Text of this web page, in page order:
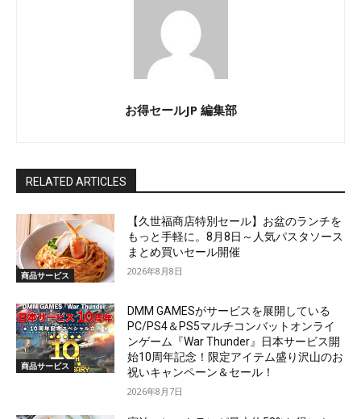
お得セールJP 編集部
RELATED ARTICLES
商品サービス
【久世福商店特別セール】お盆のランチを
もっと手軽に。8月8日～人気パスタソース
まとめ買いセール開催
2026年8月8日
商品サービス
DMM GAMESがサービスを展開している
PC/PS4＆PS5マルチコンバットオンライ
ンゲーム『War Thunder』日本サービス開
始10周年記念！限定アイテム盛り沢山のお
祝いキャンペーン＆セール！
2026年8月7日